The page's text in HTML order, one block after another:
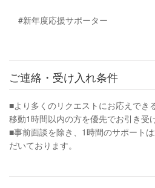
#新年度応援サポーター
ご連絡・受け入れ条件
■より多くのリクエストにお応えでき
移動1時間以内の方を優先でお引き受
■事前面談を除き、1時間のサポート
だいております。